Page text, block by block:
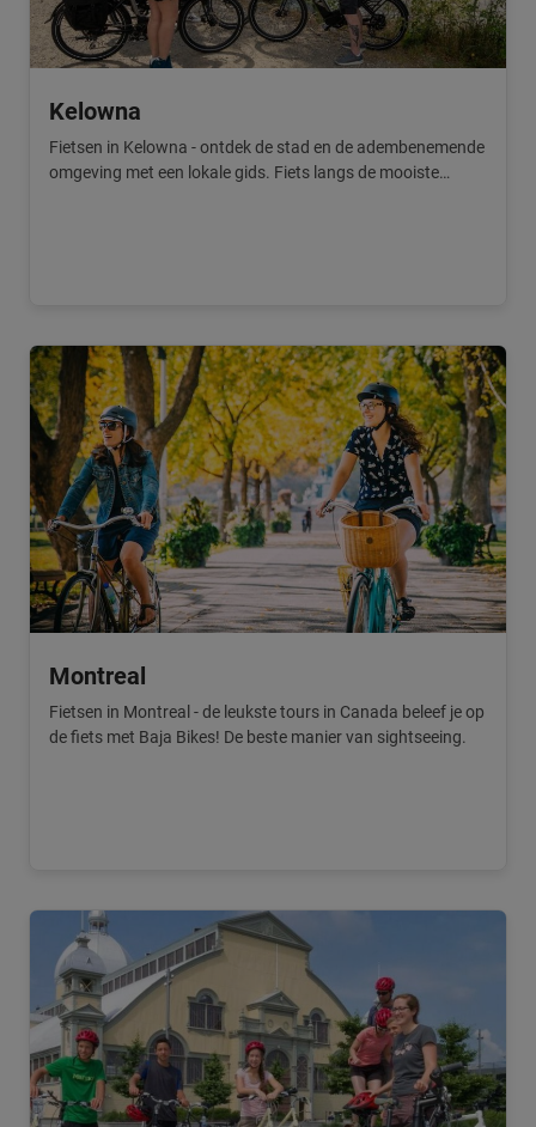
Kelowna
Fietsen in Kelowna - ontdek de stad en de adembenemende
omgeving met een lokale gids. Fiets langs de mooiste
Montreal
Fietsen in Montreal - de leukste tours in Canada beleef je op
de fiets met Baja Bikes! De beste manier van sightseeing.